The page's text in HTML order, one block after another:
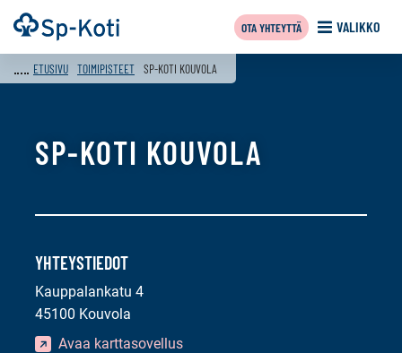
Siirry
sisältöön
Etusivu VALIKKO
OTA YHTEYTTÄ
ETUSIVU TOIMIPISTEET SP-KOTI KOUVOLA
SP-KOTI KOUVOLA
YHTEYSTIEDOT
Kauppalankatu 4
45100 Kouvola
Avaa karttasovellus